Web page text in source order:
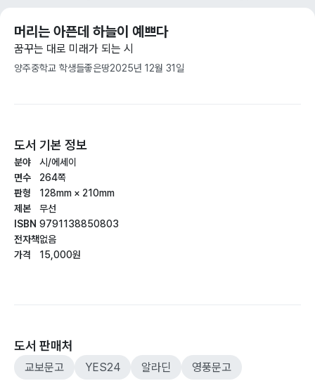
머리는 아픈데 하늘이 예쁘다
꿈꾸는 대로 미래가 되는 시
양주중학교 학생들좋은땅2025년 12월 31일
도서 기본 정보
분야
면수
판형
제본
ISBN
전자책
가격
시/에세이
264쪽
128mm × 210mm
무선
9791138850803
없음
15,000원
도서 판매처
교보문고 YES24 알라딘 영풍문고